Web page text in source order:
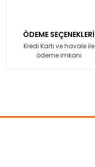
ÖDEME SEÇENEKLERİ
Kredi Kartı ve havale ile
ödeme imkanı